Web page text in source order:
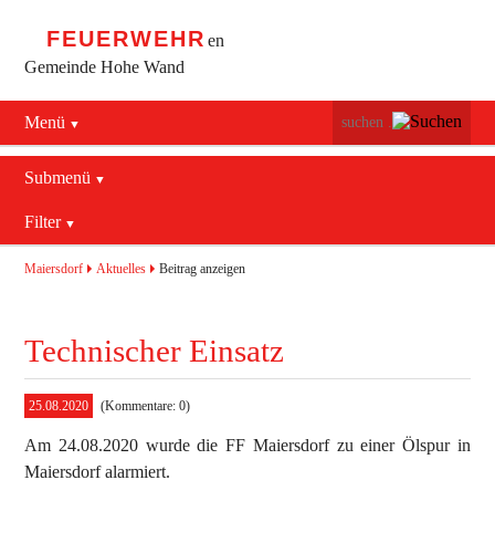
FEUERWEHR en
Gemeinde Hohe Wand
Menü
Navigation
überspringen
Netting
Submenü
überspringen
Aktuelles
Mannschaft
Ausrüstung
Blaulichtzentrum
Feuerwehrhaus (bis 2022)
Termine
Geschichte
Filter
2016
2018
2019
Aktuelles
Maiersdorf Aktuelles Beitrag anzeigen
Technischer Einsatz
25.08.2020 (Kommentare: 0)
Am 24.08.2020 wurde die FF Maiersdorf zu einer Ölspur in
Maiersdorf alarmiert.